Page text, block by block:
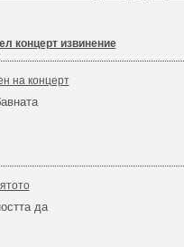
концерт извинение
на концерт
да